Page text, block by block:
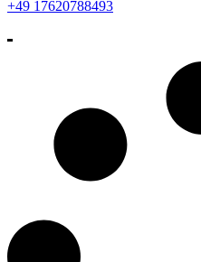
+49 17620788493